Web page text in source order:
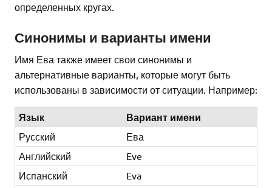
определенных кругах.
Синонимы и варианты имени
Имя Ева также имеет свои синонимы и
альтернативные варианты, которые могут быть
использованы в зависимости от ситуации. Например:
Язык Вариант имени
Русский
Ева
Английский
Eve
Испанский
Eva